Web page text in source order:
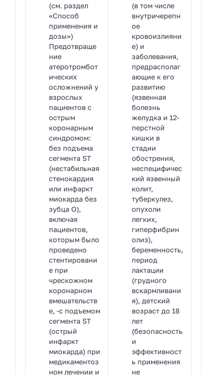
(см. раздел
«Способ
применения и
дозы»)
Предотвраще
ние
атеротромбот
ических
осложнений у
взрослых
пациентов с
острым
коронарным
синдромом:
без подъема
сегмента ST
(нестабильная
стенокардия
или инфаркт
миокарда без
зубца О),
включая
пациентов,
которым было
проведено
стентировани
е при
чрескожном
коронарном
вмешательств
е, -с подъемом
сегмента ST
(острый
инфаркт
миокарда) при
медикаментоз
ном лечении и
(в том числе
внутричерепн
ое
кровоизлияни
е) и
заболевания,
предрасполаг
ающие к его
развитию
(язвенная
болезнь
желудка и 12-
перстной
кишки в
стадии
обострения,
неспецифичес
кий язвенный
колит,
туберкулез,
опухоли
легких,
гиперфибрин
олиз),
беременность,
период
лактации
(грудного
вскармливани
я), детский
возраст до 18
лет
(безопасность
и
эффективност
ь применения
не